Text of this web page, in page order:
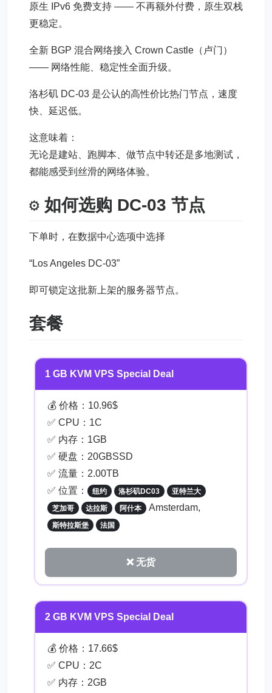
原生 IPv6 免费支持 —— 不再额外付费，原生双栈
更稳定。
全新 BGP 混合网络接入 Crown Castle（卢门）
—— 网络性能、稳定性全面升级。
洛杉矶 DC-03 是公认的高性价比热门节点，速度
快、延迟低。
这意味着：
无论是建站、跑脚本、做节点中转还是多地测试，
都能感受到丝滑的网络体验。
⚙️ 如何选购 DC-03 节点
下单时，在数据中心选项中选择
“Los Angeles DC-03”
即可锁定这批新上架的服务器节点。
套餐
1 GB KVM VPS Special Deal
💰 价格：10.96$
✅ CPU：1C
✅ 内存：1GB
✅ 硬盘：20GBSSD
✅ 流量：2.00TB
✅ 位置：
纽约 洛杉矶DC03
亚特兰大
芝加哥
达拉斯 阿什本 Amsterdam,
斯特拉斯堡 法国
❌ 无货
2 GB KVM VPS Special Deal
💰 价格：17.66$
✅ CPU：2C
✅ 内存：2GB